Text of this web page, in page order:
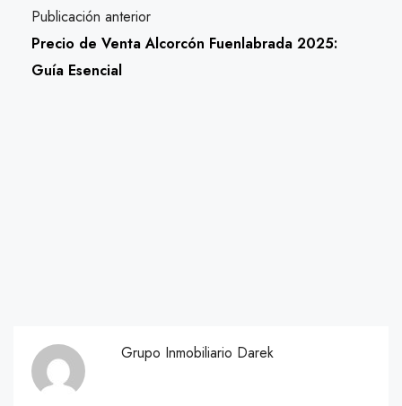
Publicación anterior
Precio de Venta Alcorcón Fuenlabrada 2025:
Guía Esencial
Grupo Inmobiliario Darek